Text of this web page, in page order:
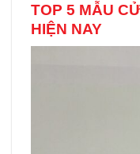
TOP 5 MẪU
HIỆN NAY